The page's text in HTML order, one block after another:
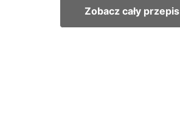
Zobacz cały